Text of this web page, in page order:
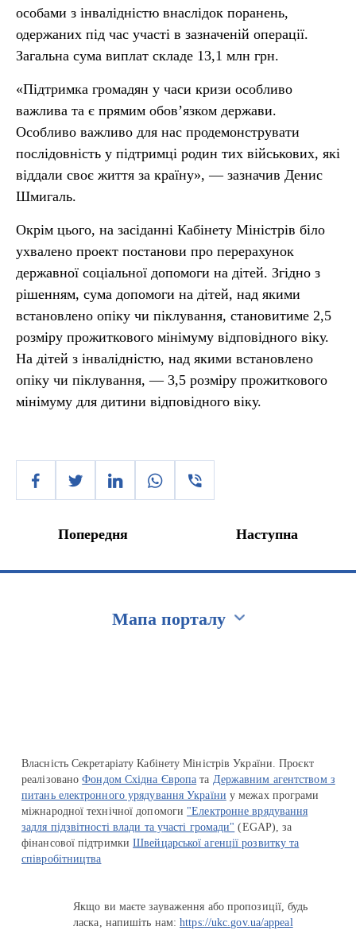
особами з інвалідністю внаслідок поранень,
одержаних під час участі в зазначеній операції.
Загальна сума виплат складе 13,1 млн грн.
«Підтримка громадян у часи кризи особливо
важлива та є прямим обов’язком держави.
Особливо важливо для нас продемонструвати
послідовність у підтримці родин тих військових, які
віддали своє життя за країну», — зазначив Денис
Шмигаль.
Окрім цього, на засіданні Кабінету Міністрів біло
ухвалено проект постанови про перерахунок
державної соціальної допомоги на дітей. Згідно з
рішенням, сума допомоги на дітей, над якими
встановлено опіку чи піклування, становитиме 2,5
розміру прожиткового мінімуму відповідного віку.
На дітей з інвалідністю, над якими встановлено
опіку чи піклування, — 3,5 розміру прожиткового
мінімуму для дитини відповідного віку.
Попередня Наступна
Мапа порталу
Власність Секретаріату Кабінету Міністрів України. Проєкт
реалізованоФондом Східна Європа та Державним агентством з
питань електронного урядування України у межах програми
міжнародної технічної допомоги "Електронне врядування
задля підзвітності влади та участі громади" (EGAP), за
фінансової підтримкиШвейцарської агенції розвитку та
співробітництва
Якщо ви маєте зауваження або пропозиції, будь
ласка, напишіть нам:https://ukc.gov.ua/appeal